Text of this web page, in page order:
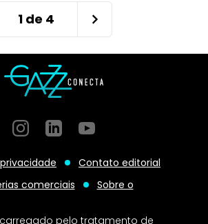
1 de 4
InstagramGitHubGitHub
Contato editorial
comerciais
Sobre o
pelo tratamento de